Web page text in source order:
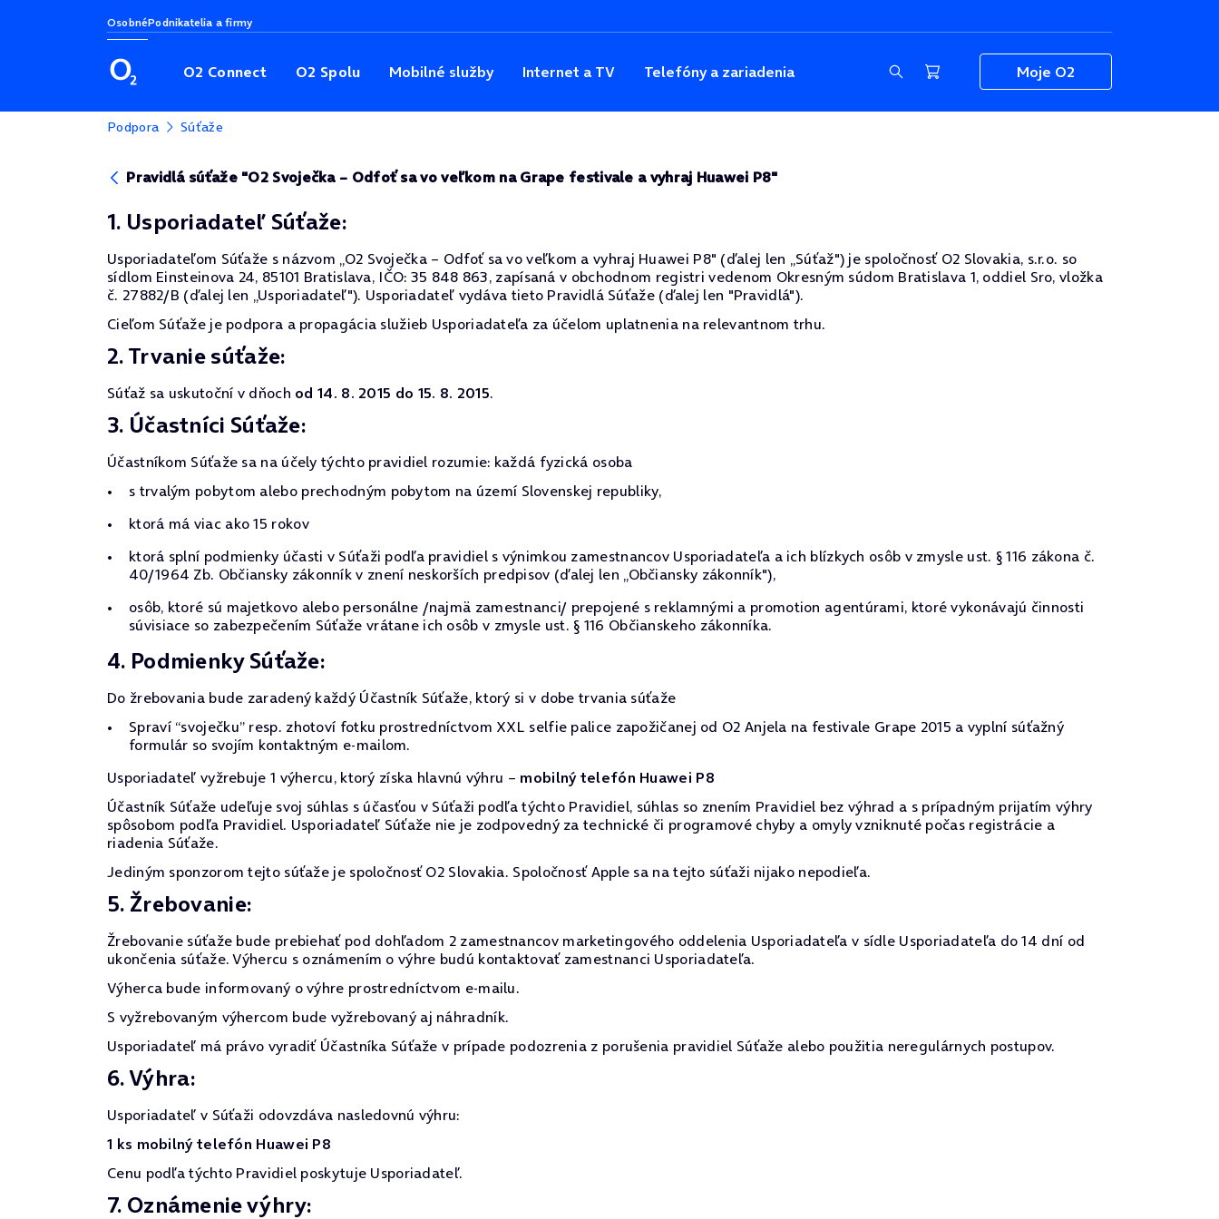
OsobnéPodnikatelia a firmy
O2 Connect O2 Spolu Mobilné služby Internet a TV Telefóny a zariadenia Moje O2
Podpora Súťaže
Pravidlá súťaže "O2 Svoječka – Odfoť sa vo veľkom na Grape festivale a vyhraj Huawei P8"
1. Usporiadateľ Súťaže:
Usporiadateľom Súťaže s názvom „O2 Svoječka – Odfoť sa vo veľkom a vyhraj Huawei P8" (ďalej len „Súťaž") je spoločnosť O2 Slovakia, s.r.o. so
sídlom Einsteinova 24, 85101 Bratislava, IČO: 35 848 863, zapísaná v obchodnom registri vedenom Okresným súdom Bratislava 1, oddiel Sro, vložka
č. 27882/B (ďalej len „Usporiadateľ"). Usporiadateľ vydáva tieto Pravidlá Súťaže (ďalej len "Pravidlá").
Cieľom Súťaže je podpora a propagácia služieb Usporiadateľa za účelom uplatnenia na relevantnom trhu.
2. Trvanie súťaže:
Súťaž sa uskutoční v dňoch od 14. 8. 2015 do 15. 8. 2015.
3. Účastníci Súťaže:
Účastníkom Súťaže sa na účely týchto pravidiel rozumie: každá fyzická osoba
s trvalým pobytom alebo prechodným pobytom na území Slovenskej republiky,
ktorá má viac ako 15 rokov
ktorá splní podmienky účasti v Súťaži podľa pravidiel s výnimkou zamestnancov Usporiadateľa a ich blízkych osôb v zmysle ust. § 116 zákona č.
40/1964 Zb. Občiansky zákonník v znení neskorších predpisov (ďalej len „Občiansky zákonník"),
osôb, ktoré sú majetkovo alebo personálne /najmä zamestnanci/ prepojené s reklamnými a promotion agentúrami, ktoré vykonávajú činnosti
súvisiace so zabezpečením Súťaže vrátane ich osôb v zmysle ust. § 116 Občianskeho zákonníka.
4. Podmienky Súťaže:
Do žrebovania bude zaradený každý Účastník Súťaže, ktorý si v dobe trvania súťaže
Spraví “svoječku” resp. zhotoví fotku prostredníctvom XXL selfie palice zapožičanej od O2 Anjela na festivale Grape 2015 a vyplní súťažný
formulár so svojím kontaktným e-mailom.
Usporiadateľ vyžrebuje 1 výhercu, ktorý získa hlavnú výhru – mobilný telefón Huawei P8
Účastník Súťaže udeľuje svoj súhlas s účasťou v Súťaži podľa týchto Pravidiel, súhlas so znením Pravidiel bez výhrad a s prípadným prijatím výhry
spôsobom podľa Pravidiel. Usporiadateľ Súťaže nie je zodpovedný za technické či programové chyby a omyly vzniknuté počas registrácie a
riadenia Súťaže.
Jediným sponzorom tejto súťaže je spoločnosť O2 Slovakia. Spoločnosť Apple sa na tejto súťaži nijako nepodieľa.
5. Žrebovanie:
Žrebovanie súťaže bude prebiehať pod dohľadom 2 zamestnancov marketingového oddelenia Usporiadateľa v sídle Usporiadateľa do 14 dní od
ukončenia súťaže. Výhercu s oznámením o výhre budú kontaktovať zamestnanci Usporiadateľa.
Výherca bude informovaný o výhre prostredníctvom e-mailu.
S vyžrebovaným výhercom bude vyžrebovaný aj náhradník.
Usporiadateľ má právo vyradiť Účastníka Súťaže v prípade podozrenia z porušenia pravidiel Súťaže alebo použitia neregulárnych postupov.
6. Výhra:
Usporiadateľ v Súťaži odovzdáva nasledovnú výhru:
1 ks mobilný telefón Huawei P8
Cenu podľa týchto Pravidiel poskytuje Usporiadateľ.
7. Oznámenie výhry: